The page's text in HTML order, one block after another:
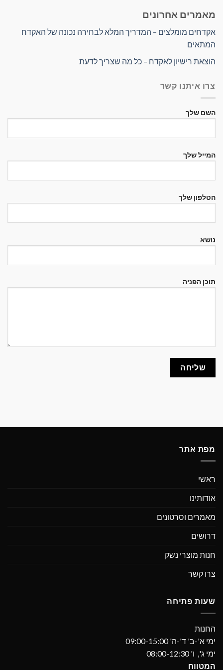
מאמרים אחרונים
אקדחים מומלצים – המדריך המלא לבחירה נכונה של האקדח
המתאים
הוצאת רישיון לאקדח – כל מה שצריך לדעת
צרו איתנו קשר
השם שלך
המייל שלך
הטלפון שלך
נושא
תוכן הפניה
מפת אתר
ראשי
אודותינו
מאמרים וסרטונים
דרושים
חנות מוצרי נשק
צרו קשר
שעות פתיחה
החנות
ימי א'-ב' ד'-ה' 09:00-15:00
ימי ג', ו' 08:00-12:30
המטווח